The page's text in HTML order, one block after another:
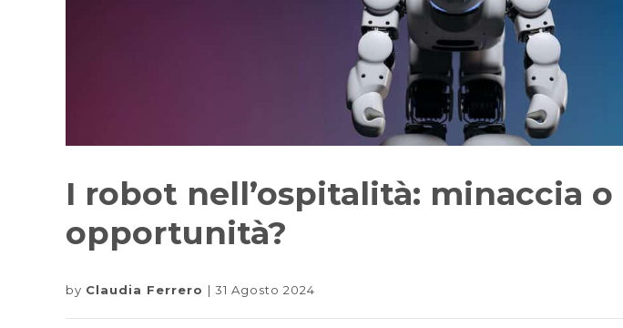
I robot nell’ospitalità: minaccia o
opportunità?
by Claudia Ferrero 31 Agosto 2024